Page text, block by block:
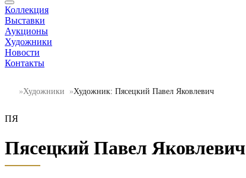
Коллекция
Выставки
Аукционы
Художники
Новости
Контакты
Художники Художник: Пясецкий Павел Яковлевич
ПЯ
Пясецкий Павел Яковлевич